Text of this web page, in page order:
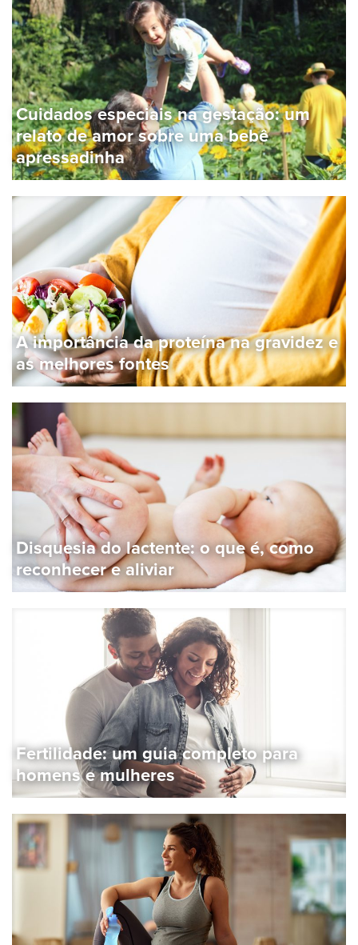
Cuidados especiais na gestação: um
relato de amor sobre uma bebê
apressadinha
A importância da proteína na gravidez e
as melhores fontes
Disquesia do lactente: o que é, como
reconhecer e aliviar
Fertilidade: um guia completo para
homens e mulheres